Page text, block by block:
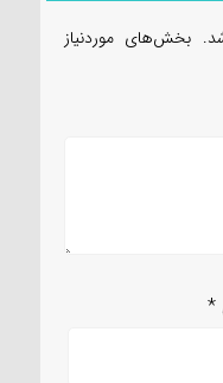
بخش‌های موردنیاز
*